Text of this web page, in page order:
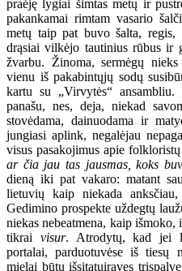
praėję lygiai šimtas metų ir
pakankamai rimtam vasario
metų taip pat buvo šalta,
drąsiai vilkėjo tautinius rūbus ir
žvarbu. Žinoma, sermėgų
vienu iš pakabintųjų sodų
kartu su „Virvytės“
panašu, nes, deja, niekad
stovėdama, dainuodama ir
jungiasi aplink, negalėjau
visus pasakojimus apie
ar čia jau tas jausmas, koks
dieną iki pat vakaro: matant
lietuvių kaip niekada
Gedimino prospekte uždegtų
niekas nebeatmena, kaip
tikrai visur. Atrodytų, kad jei
portalai, parduotuvėse iš tiesų
mielai būtų išsitatuiravęs